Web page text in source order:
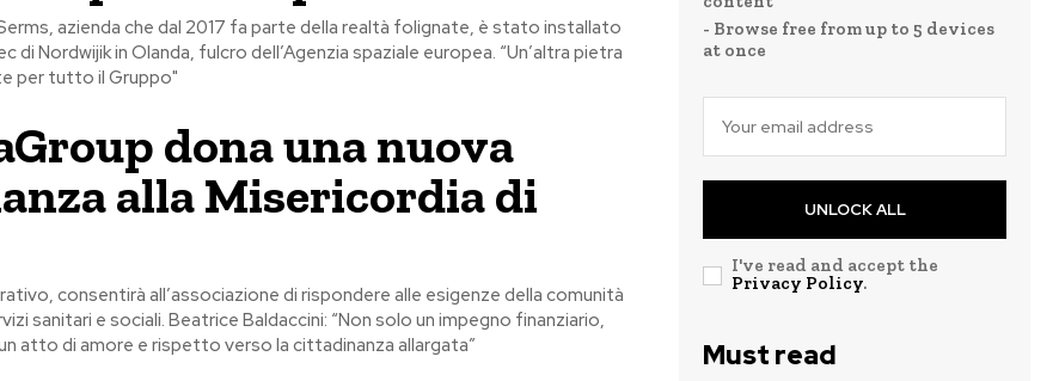
azienda che dal 2017 fa parte della realtà folignate, è stato installato
di Nordwijik in Olanda, fulcro dell’Agenzia spaziale europea. “Un’altra pietra
per tutto il Gruppo"
dona una nuova
alla Misericordia di
consentirà all’associazione di rispondere alle esigenze della comunità
sanitari e sociali. Beatrice Baldaccini: “Non solo un impegno finanziario,
atto di amore e rispetto verso la cittadinanza allargata”
- Browse free from up to 5 devices
at once
UNLOCK ALL
I've read and accept the
Privacy Policy.
Must read